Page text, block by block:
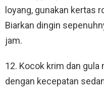
loyang, gunakan kertas
Biarkan dingin
jam.
12. Kocok krim dan
dengan kecepatan